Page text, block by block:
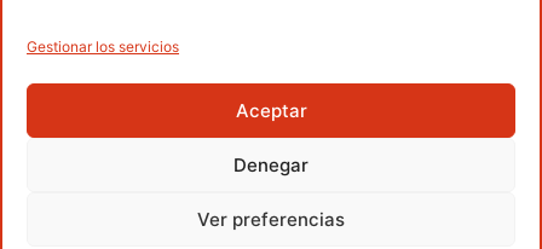
Gestionar los servicios
Aceptar
Denegar
Ver preferencias
Copyright © 2026 Federación Española de Deportes de
Montaña y Escalada | Desarrollado porTOOOLS
Política de Privacidad APPAccesibilidad